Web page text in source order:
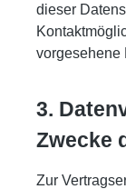
dieser
vorgesehene
3.
Zwecke
Zur